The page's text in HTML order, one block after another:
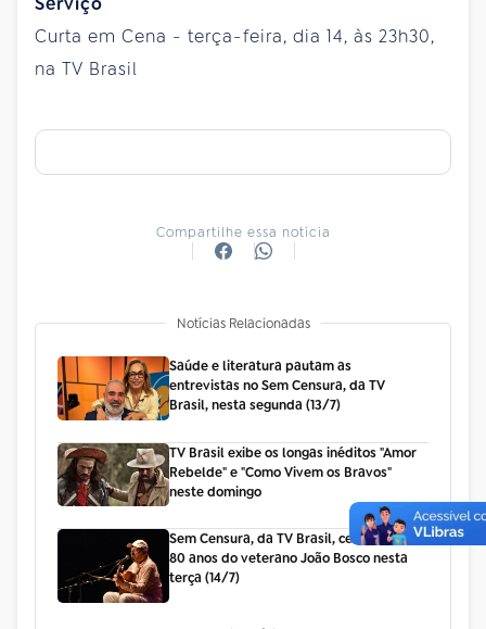
Curta em Cena - terça-feira, dia 14, às 23h30,
na TV Brasil
Compartilhe essa notícia
Notícias Relacionadas
Saúde e literatura pautam as
entrevistas no Sem Censura, da TV
Brasil, nesta segunda (13/7)
TV Brasil exibe os longas inéditos "Amor
Rebelde" e "Como Vivem os Bravos"
neste domingo
Sem Censura, da TV Brasil, celebra os
80 anos do veterano João Bosco nesta
terça (14/7)